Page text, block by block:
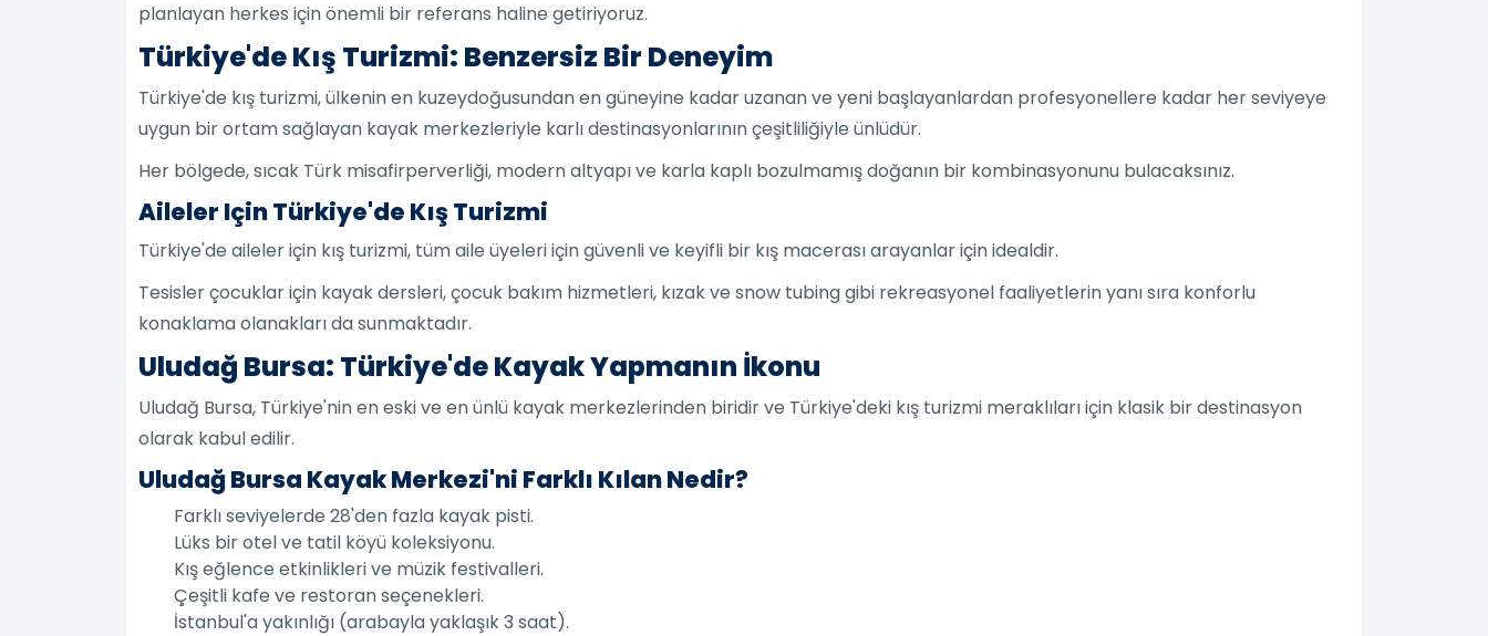
planlayan herkes için önemli bir referans haline getiriyoruz.
Türkiye'de Kış Turizmi: Benzersiz Bir Deneyim
Türkiye'de kış turizmi, ülkenin en kuzeydoğusundan en güneyine kadar uzanan ve yeni başlayanlardan profesyonellere kadar her seviyeye
uygun bir ortam sağlayan kayak merkezleriyle karlı destinasyonlarının çeşitliliğiyle ünlüdür.
Her bölgede, sıcak Türk misafirperverliği, modern altyapı ve karla kaplı bozulmamış doğanın bir kombinasyonunu bulacaksınız.
Aileler Için Türkiye'de Kış Turizmi
Türkiye'de aileler için kış turizmi, tüm aile üyeleri için güvenli ve keyifli bir kış macerası arayanlar için idealdir.
Tesisler çocuklar için kayak dersleri, çocuk bakım hizmetleri, kızak ve snow tubing gibi rekreasyonel faaliyetlerin yanı sıra konforlu
konaklama olanakları da sunmaktadır.
Uludağ Bursa: Türkiye'de Kayak Yapmanın İkonu
Uludağ Bursa, Türkiye'nin en eski ve en ünlü kayak merkezlerinden biridir ve Türkiye'deki kış turizmi meraklıları için klasik bir destinasyon
olarak kabul edilir.
Uludağ Bursa Kayak Merkezi'ni Farklı Kılan Nedir?
Farklı seviyelerde 28'den fazla kayak pisti.
Lüks bir otel ve tatil köyü koleksiyonu.
Kış eğlence etkinlikleri ve müzik festivalleri.
Çeşitli kafe ve restoran seçenekleri.
İstanbul'a yakınlığı (arabayla yaklaşık 3 saat).